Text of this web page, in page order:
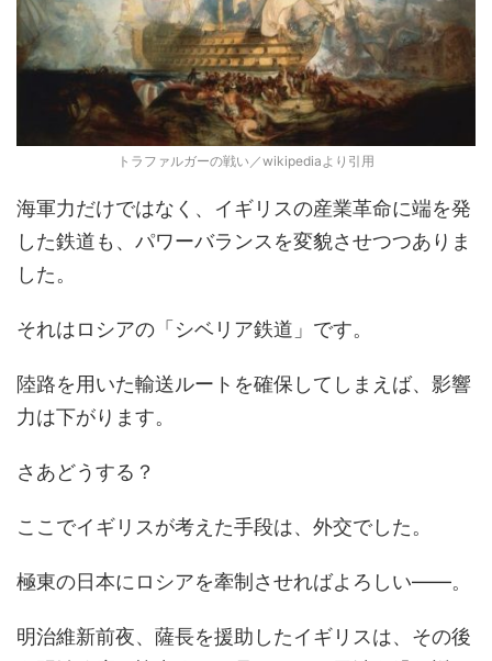
トラファルガーの戦い／wikipediaより引用
海軍力だけではなく、イギリスの産業革命に端を発
した鉄道も、パワーバランスを変貌させつつありま
した。
それはロシアの「シベリア鉄道」です。
陸路を用いた輸送ルートを確保してしまえば、影響
力は下がります。
さあどうする？
ここでイギリスが考えた手段は、外交でした。
極東の日本にロシアを牽制させればよろしい――。
明治維新前夜、薩長を援助したイギリスは、その後